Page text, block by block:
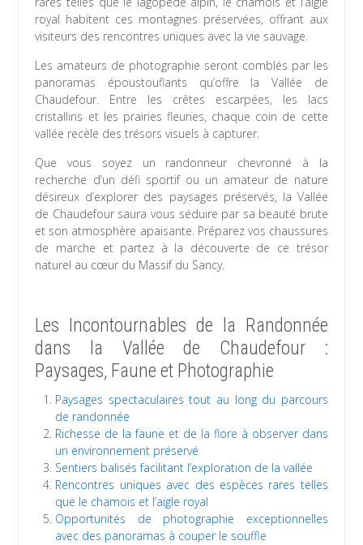
royal habitent ces montagnes préservées, offrant aux
visiteurs des rencontres uniques avec la vie sauvage.
Les amateurs de photographie seront comblés par les
panoramas époustouflants qu’offre la Vallée de
Chaudefour. Entre les crêtes escarpées, les lacs
cristallins et les prairies fleuries, chaque coin de cette
vallée recèle des trésors visuels à capturer.
Que vous soyez un randonneur chevronné à la
recherche d’un défi sportif ou un amateur de nature
désireux d’explorer des paysages préservés, la Vallée
de Chaudefour saura vous séduire par sa beauté brute
et son atmosphère apaisante. Préparez vos chaussures
de marche et partez à la découverte de ce trésor
naturel au cœur du Massif du Sancy.
Les Incontournables de la Randonnée
dans la Vallée de Chaudefour :
Paysages, Faune et Photographie
Paysages spectaculaires tout au long du parcours
de randonnée
Richesse de la faune et de la flore à observer dans
un environnement préservé
Sentiers balisés facilitant l’exploration de la vallée
Rencontres uniques avec des espèces rares telles
que le chamois et l’aigle royal
Opportunités de photographie exceptionnelles
avec des panoramas à couper le souffle